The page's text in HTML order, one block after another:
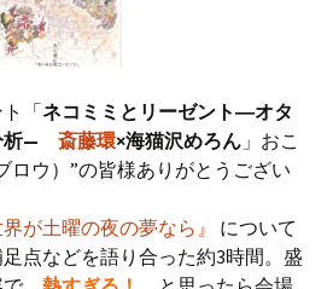
「ネコミミとリーゼント―オタ
析—斎藤環×海猫沢めろん 」おこ
ロウ）”の皆様ありがとうござい
が土曜の夜の夢なら 』 について
点などを語り合った約3時間。盛